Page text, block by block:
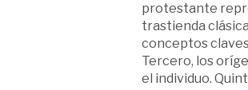
protestante
trastienda
conceptos
Tercero, los
el individuo.